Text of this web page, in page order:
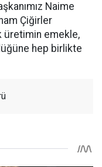
Naime
Çiğirler
üretimin emekle,
hep birlikte